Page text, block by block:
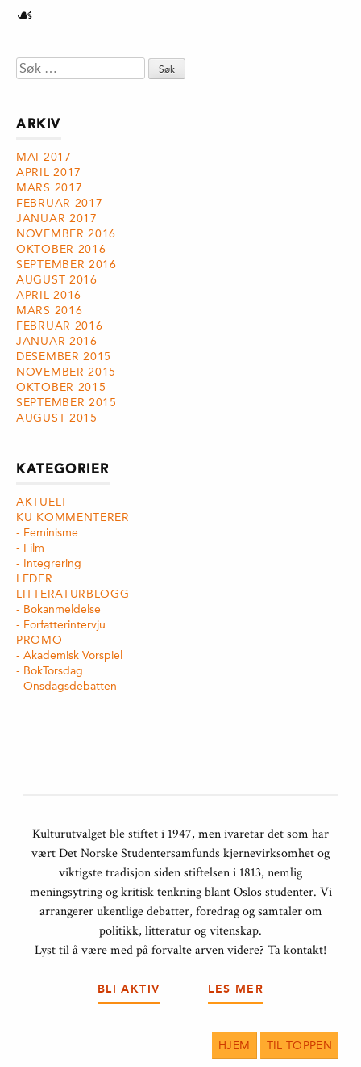
☙
Søk
etter:
ARKIV
MAI 2017
APRIL 2017
MARS 2017
FEBRUAR 2017
JANUAR 2017
NOVEMBER 2016
OKTOBER 2016
SEPTEMBER 2016
AUGUST 2016
APRIL 2016
MARS 2016
FEBRUAR 2016
JANUAR 2016
DESEMBER 2015
NOVEMBER 2015
OKTOBER 2015
SEPTEMBER 2015
AUGUST 2015
KATEGORIER
AKTUELT
KU KOMMENTERER
Feminisme
Film
Integrering
LEDER
LITTERATURBLOGG
Bokanmeldelse
Forfatterintervju
PROMO
Akademisk Vorspiel
BokTorsdag
Onsdagsdebatten
Kulturutvalget ble stiftet i 1947, men ivaretar det som har
vært Det Norske Studentersamfunds kjernevirksomhet og
viktigste tradisjon siden stiftelsen i 1813, nemlig
meningsytring og kritisk tenkning blant Oslos studenter. Vi
arrangerer ukentlige debatter, foredrag og samtaler om
politikk, litteratur og vitenskap.
Lyst til å være med på forvalte arven videre? Ta kontakt!
BLI AKTIV LES MER
HJEM TIL TOPPEN